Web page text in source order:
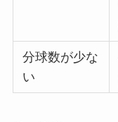
分球数が少な
い